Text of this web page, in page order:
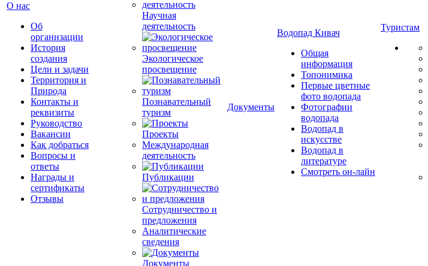
О нас
Об
организации
История
создания
Цели и задачи
Территория и
Природа
Контакты и
реквизиты
Руководство
Вакансии
Как добраться
Вопросы и
ответы
Награды и
сертификаты
Отзывы
Научная
деятельность
Экологическое
просвещение
Познавательный
туризм
Проекты
Международная
деятельность
Публикации
Сотрудничество и
предложения
Аналитические
сведения
Документы
Документы
Водопад Кивач
Общая
информация
Топонимика
Первые цветные
фото водопада
Фотографии
водопада
Водопад в
искусстве
Водопад в
литературе
Смотреть он-лайн
Туристам